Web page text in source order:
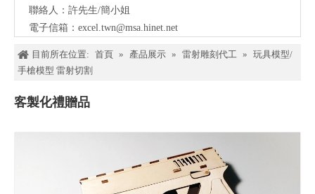
聯絡人：許先生/簡小姐
電子信箱： excel.twn@msa.hinet.net
目前所在位置: 首頁 » 產品展示 » 雷射雕刻代工 » 玩具模型/
手槍模型 雷射切割
客製化禮贈品